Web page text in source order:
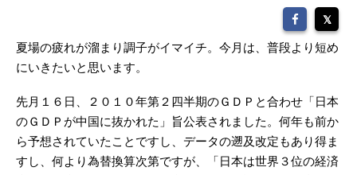
夏場の疲れが溜まり調子がイマイチ。今月は、普段より短め
にいきたいと思います。
先月１６日、２０１０年第２四半期のＧＤＰと合わせ「日本
のＧＤＰが中国に抜かれた」旨公表されました。何年も前か
ら予想されていたことですし、データの遡及改定もあり得ま
すし、何より為替換算次第ですが、「日本は世界３位の経済